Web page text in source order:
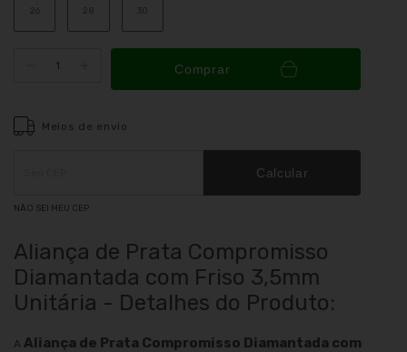
26 28 30
Comprar
Meios de envio
ALTERAR CEP
Calcular
NÃO SEI MEU CEP
Aliança de Prata Compromisso
Diamantada com Friso 3,5mm
Unitária - Detalhes do Produto:
A Aliança de Prata Compromisso Diamantada com